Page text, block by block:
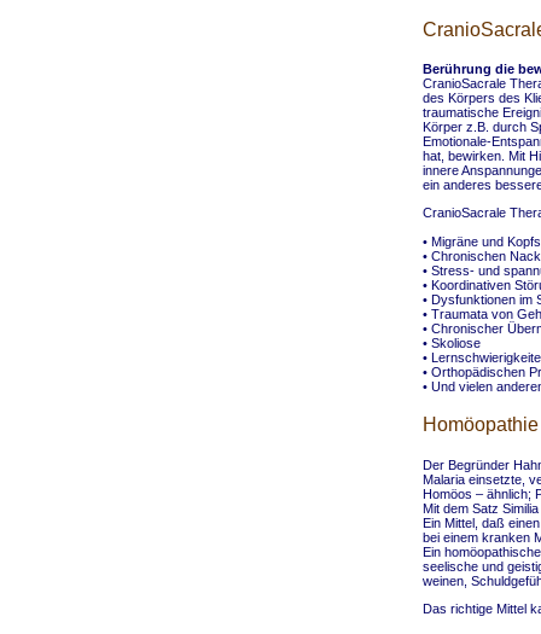
Berührung die
CranioSacrale
des Körpers des
traumatische
Körper z.B. durch
Emotionale-
hat, bewirken. Mit
innere
ein anderes
CranioSacrale
• Migräne und
• Chronischen
• Stress- und
• Koordinativen
• Dysfunktionen im
• Traumata von
• Chronischer
• Skoliose
•
• Orthopädischen
• Und vielen
Homöopathie
Der Begründer
Malaria einsetzte,
Homöos – ähnlich;
Mit dem Satz
Ein Mittel, daß
bei einem kranken
Ein
seelische und
weinen,
Das richtige Mittel